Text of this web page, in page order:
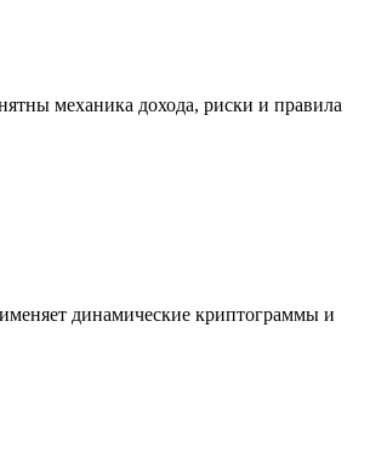
механика дохода, риски и правила
динамические криптограммы и